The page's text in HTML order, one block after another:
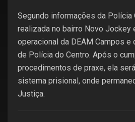
Segundo informações da Polícia
realizada no bairro Novo Jockey
operacional da DEAM Campos e
de Polícia do Centro. Após o
procedimentos de praxe, ela
sistema prisional, onde
Justiça.